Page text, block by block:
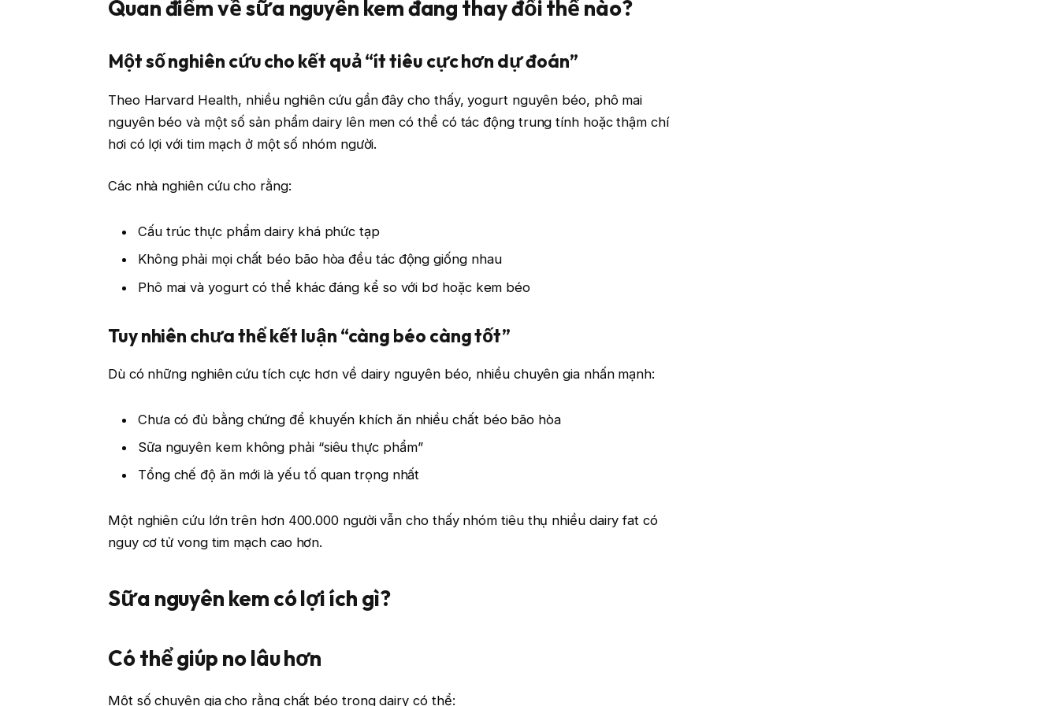
Quan điểm về sữa nguyên kem đang thay đổi thế nào?
Một số nghiên cứu cho kết quả “ít tiêu cực hơn dự đoán”
Theo Harvard Health, nhiều nghiên cứu gần đây cho thấy, yogurt nguyên béo, phô mai
nguyên béo và một số sản phẩm dairy lên men có thể có tác động trung tính hoặc thậm chí
hơi có lợi với tim mạch ở một số nhóm người.
Các nhà nghiên cứu cho rằng:
Cấu trúc thực phẩm dairy khá phức tạp
Không phải mọi chất béo bão hòa đều tác động giống nhau
Phô mai và yogurt có thể khác đáng kể so với bơ hoặc kem béo
Tuy nhiên chưa thể kết luận “càng béo càng tốt”
Dù có những nghiên cứu tích cực hơn về dairy nguyên béo, nhiều chuyên gia nhấn mạnh:
Chưa có đủ bằng chứng để khuyến khích ăn nhiều chất béo bão hòa
Sữa nguyên kem không phải “siêu thực phẩm”
Tổng chế độ ăn mới là yếu tố quan trọng nhất
Một nghiên cứu lớn trên hơn 400.000 người vẫn cho thấy nhóm tiêu thụ nhiều dairy fat có
nguy cơ tử vong tim mạch cao hơn.
Sữa nguyên kem có lợi ích gì?
Có thể giúp no lâu hơn
Một số chuyên gia cho rằng chất béo trong dairy có thể: